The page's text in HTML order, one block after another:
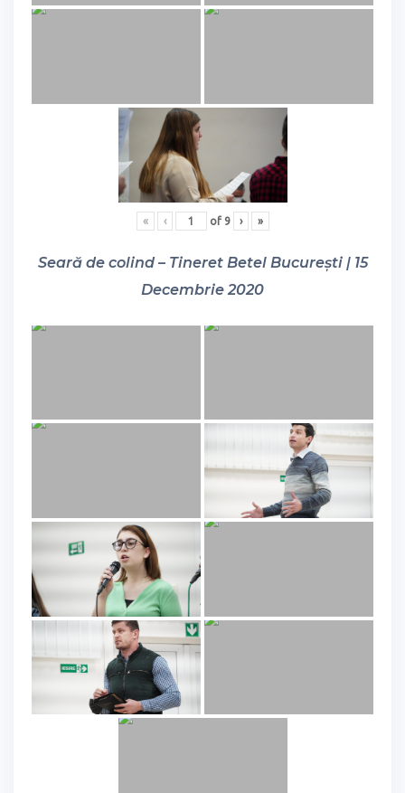
« ‹ of 9 › »
Seară de colind – Tineret Betel București | 15
Decembrie 2020